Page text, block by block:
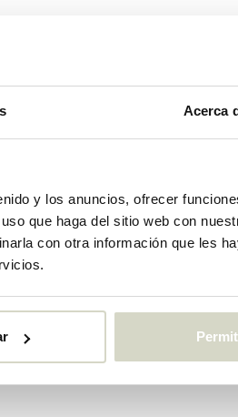
Acerca
y los anuncios, ofrecer
que haga del sitio web con
con otra información que les